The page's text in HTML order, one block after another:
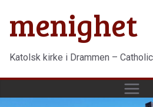
menighet
Katolsk kirke i Drammen –